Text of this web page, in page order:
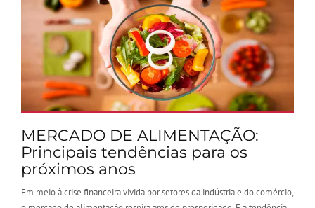
MERCADO DE ALIMENTAÇÃO:
Principais tendências para os
próximos anos
Em meio à crise financeira vivida por setores da indústria e do comércio,